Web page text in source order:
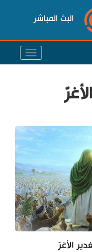
البث المباشر
الأغرّ